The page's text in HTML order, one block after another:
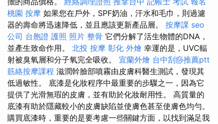
桃園 按摩 如果您在戶外，SPF奶油，汗水和毛巾，則過濾
器的壽命將迅速降低，並且應該更新產品層。 按摩課 seo
公司 台胞證 護照 照片 整骨 它們分解了活生物體的DNA，
並產生致命作用。 北投 按摩 彰化 外燴 幸運的是，UVC輻
射被臭氧層和分子氧完全吸收。 宜蘭外燴 台中刮痧推薦ptt
筋絡按摩課程 滋潤幹臉部噴霧由皮膚科醫生測試，發現其
低過敏性。 底漆是化妝程序中最重要的步驟之一，因為它
提供了光滑無瑕的皮膚，並有助於化妝耐用性。 高質量的
底漆有助於隱藏較小的皮膚缺陷並使膚色甚至使膚色均勻。
購買底漆時，重要的是要考慮一些關鍵方面，以找到滿足我